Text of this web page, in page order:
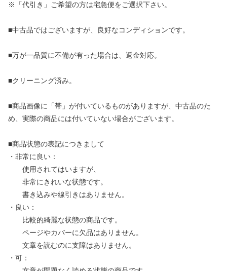
※「代引き」ご希望の方は宅急便をご選択下さい。
■中古品ではございますが、良好なコンディションです。
■万が一品質に不備が有った場合は、返金対応。
■クリーニング済み。
■商品画像に「帯」が付いているものがありますが、中古品のた
め、実際の商品には付いていない場合がございます。
■商品状態の表記につきまして
・非常に良い：
使用されてはいますが、
非常にきれいな状態です。
書き込みや線引きはありません。
・良い：
比較的綺麗な状態の商品です。
ページやカバーに欠品はありません。
文章を読むのに支障はありません。
・可：